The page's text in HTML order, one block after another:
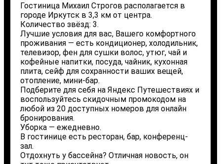
Гостиница Михаил Строгов располагается в
городе Иркутск в 3,3 км от центра.
Количество звёзд: 3.
Лучшие условия для вас, Вашего комфортного
проживания — есть кондиционер, холодильник,
телевизор, фен для сушки волос, утюг, чай и
кофейные напитки, посуда, чайник, кухонная
плита, сейф для сохранности ваших вещей,
отопление, мини-бар.
Подберите для себя на Яндекс Путешествиях и
воспользуйтесь скидочным промокодом на
любой из 20 доступных номеров для онлайн
бронирования.
Уборка — ежедневно.
В гостинице есть ресторан, бар, конференц-
зал.
Отдохнуть у бассейна? Отличная новость, он